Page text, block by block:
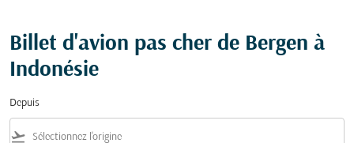
Billet d'avion pas cher de Bergen à
Indonésie
Depuis
flight_takeoff